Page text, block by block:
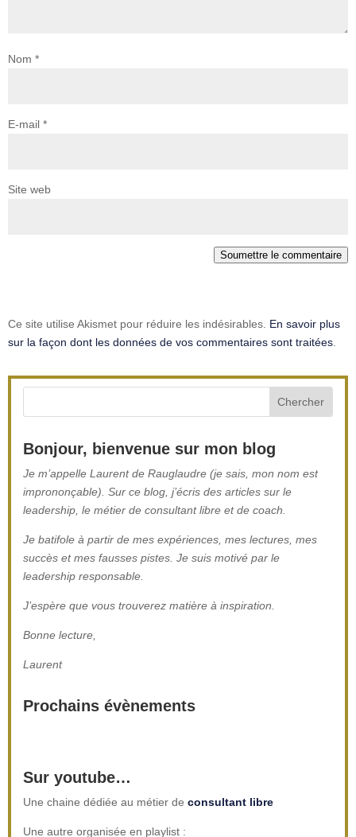
Nom *
E-mail *
Site web
Soumettre le commentaire
Ce site utilise Akismet pour réduire les indésirables. En savoir plus
sur la façon dont les données de vos commentaires sont traitées
Bonjour, bienvenue sur mon blog
Je m’appelle Laurent de Rauglaudre (je sais, mon nom est
imprononçable). Sur ce blog, j’écris des articles sur le
leadership, le métier de consultant libre et de coach.
Je batifole à partir de mes expériences, mes lectures, mes
succès et mes fausses pistes. Je suis motivé par le
leadership responsable.
J’espère que vous trouverez matière à inspiration.
Bonne lecture,
Laurent
Prochains évènements
Sur youtube…
Une chaine dédiée au métier de consultant libre
Une autre organisée en playlist :